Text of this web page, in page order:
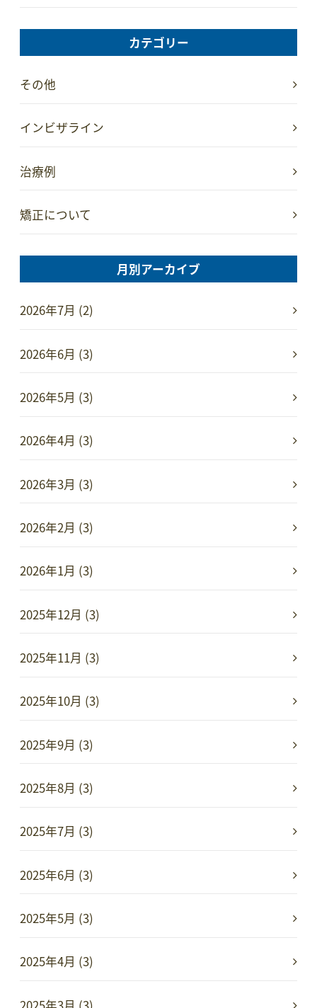
カテゴリー
その他
インビザライン
治療例
矯正について
月別アーカイブ
2026年7月 (2)
2026年6月 (3)
2026年5月 (3)
2026年4月 (3)
2026年3月 (3)
2026年2月 (3)
2026年1月 (3)
2025年12月 (3)
2025年11月 (3)
2025年10月 (3)
2025年9月 (3)
2025年8月 (3)
2025年7月 (3)
2025年6月 (3)
2025年5月 (3)
2025年4月 (3)